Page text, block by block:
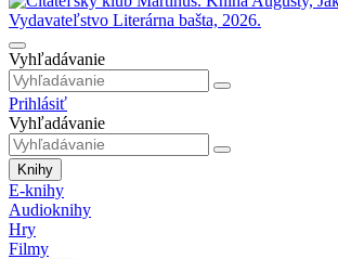
Vyhľadávanie
Prihlásiť
Vyhľadávanie
Knihy
E-knihy
Audioknihy
Hry
Filmy